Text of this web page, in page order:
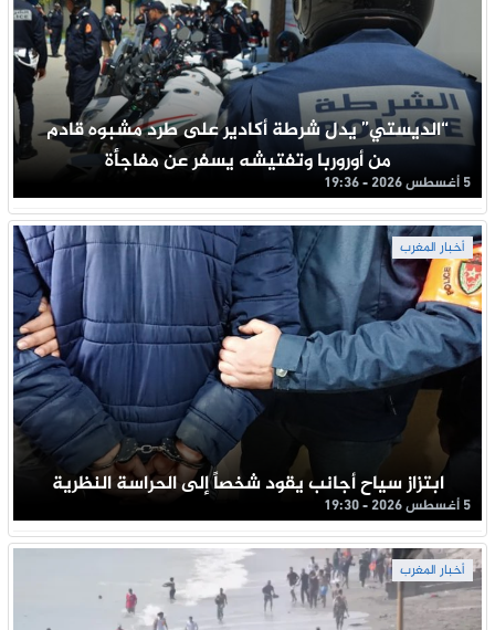
“الديستي” يدل شرطة أكادير على طرد مشبوه قادم
من أوروربا وتفتيشه يسفر عن مفاجأة
5 أغسطس 2026 - 19:36
أخبار المغرب
ابتزاز سياح أجانب يقود شخصاً إلى الحراسة النظرية
5 أغسطس 2026 - 19:30
أخبار المغرب